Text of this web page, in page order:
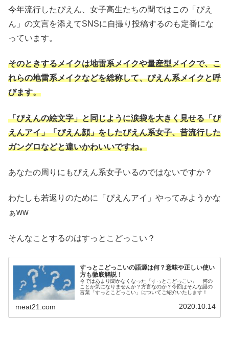
今年流行したぴえん、女子高生たちの間ではこの「ぴえ
ん」の文言を添えてSNSに自撮り投稿するのも定番にな
っています。
そのときするメイクは地雷系メイクや量産型メイクで、こ
れらの地雷系メイクなどを総称して、ぴえん系メイクと呼
びます。
「ぴえんの絵文字」と同じように涙袋を大きく見せる「ぴ
えんアイ」「ぴえん顔」をしたぴえん系女子、昔流行した
ガングロなどと違いかわいいですね。
あなたの周りにもぴえん系女子いるのではないですか？
わたしも若返りのために「ぴえんアイ」やってみようかな
ぁww
そんなことするのはすっとこどっこい？
すっとこどっこいの語源は何？意味や正しい使い
方も徹底解説！
今ではあまり聞かなくなった『すっとこどっこい』 何の
ことか気になりませんか？方言なのか？今回はそんな謎の
言葉「すっとこどっこい」についてご紹介いたします！
meat21.com 2020.10.14